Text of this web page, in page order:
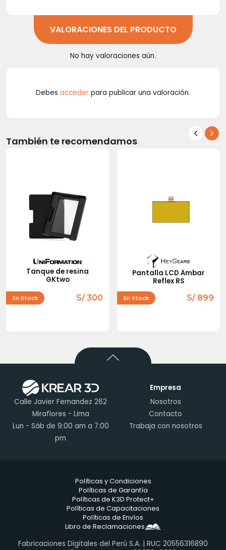
VALORACIONES DEL PRODUCTO
No hay valoraciones aún.
Debes acceder para publicar una valoración.
También te recomendamos
Tanque de resina
GKtwo
En Stock S/ 300
Pantalla LCD Ámbar
Reflex RS
En Stock S/ 899
Calle Javier Fernandez 262
Miraflores - Lima
Lun - Sáb de 9:00 am a 7:00
pm
Empresa
Nosotros
Contacto
Trabaja con nosotros
Políticas y Condiciones
Políticas de Garantía
Políticas de K3D Protect+
Políticas de Capacitaciones
Políticas de Envíos
Libro de Reclamaciones
Fabricaciones Digitales del Perú S.A. | RUC 20556316890